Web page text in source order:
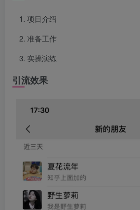
项目介绍
准备工作
实操演练
引流效果